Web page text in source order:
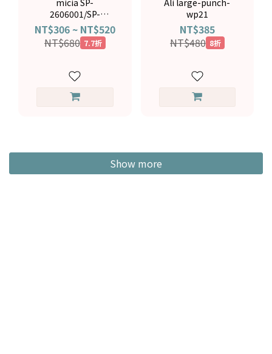
micia SP-
2606001/SP-
2606002
NT$306 ~ NT$520
NT$680 7.7折
Ali large-punch-
wp21
NT$385
NT$480 8折
Show more